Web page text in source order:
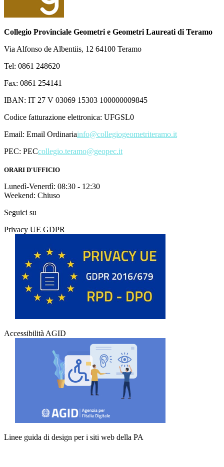
Collegio Provinciale Geometri e Geometri Laureati di Teramo
Via Alfonso de Albentiis, 12 64100 Teramo
Tel: 0861 248620
Fax: 0861 254141
IBAN: IT 27 V 03069 15303 100000009845
Codice fatturazione elettronica: UFGSL0
Email: Email Ordinariainfo@collegiogeometriteramo.it
PEC: PECcollegio.teramo@geopec.it
ORARI D'UFFICIO
Lunedì-Venerdì: 08:30 - 12:30
Weekend: Chiuso
Seguici su
Privacy UE GDPR
Accessibilità AGID
Linee guida di design per i siti web della PA